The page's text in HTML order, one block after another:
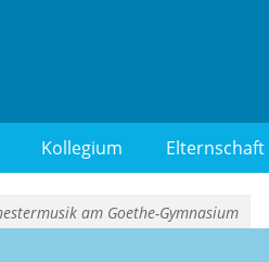
Kollegium Elternschaft
am Goethe-Gymnasium